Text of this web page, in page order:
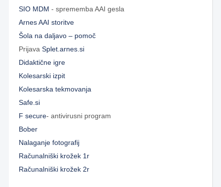
SIO MDM - sprememba AAI gesla
Arnes AAI storitve
Šola na daljavo – pomoč
Prijava Splet.arnes.si
Didaktične igre
Kolesarski izpit
Kolesarska tekmovanja
Safe.si
F secure- antivirusni program
Bober
Nalaganje fotografij
Računalniški krožek 1r
Računalniški krožek 2r